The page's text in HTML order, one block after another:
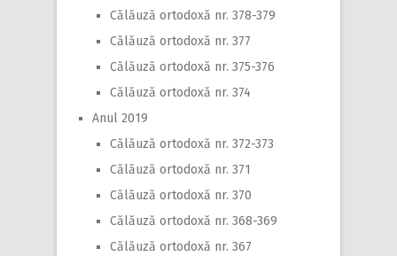
Călăuză ortodoxă nr. 378-379
Călăuză ortodoxă nr. 377
Călăuză ortodoxă nr. 375-376
Călăuză ortodoxă nr. 374
Anul 2019
Călăuză ortodoxă nr. 372-373
Călăuză ortodoxă nr. 371
Călăuză ortodoxă nr. 370
Călăuză ortodoxă nr. 368-369
Călăuză ortodoxă nr. 367